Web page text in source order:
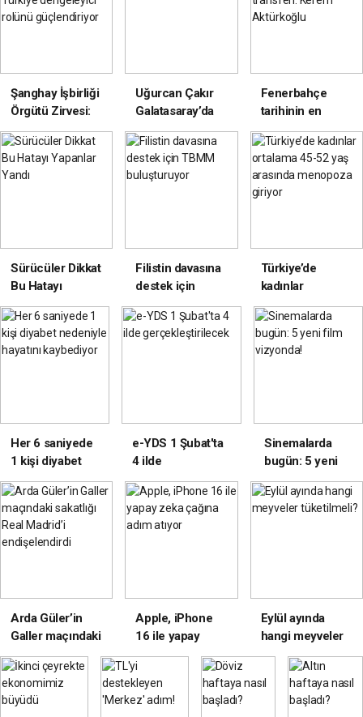
Şanghay İşbirliği
Örgütü Zirvesi:
Türkiye
dengeleyici
rolünü
güçlendiriyor
Uğurcan Çakır
Galatasaray’da
Fenerbahçe
tarihinin en
pahalı transferi:
Kerem
Aktürkoğlu
Sürücüler Dikkat
Bu Hatayı
Yapanlar Yandı
Filistin davasına
destek için
TBMM
buluşturuyor
Türkiye’de
kadınlar
ortalama 45-52
yaş arasında
menopoza
giriyor
Her 6 saniyede
1 kişi diyabet
nedeniyle
hayatını
kaybediyor
e-YDS 1 Şubat'ta
4 ilde
gerçekleştirilecek
Sinemalarda
bugün: 5 yeni
film vizyonda!
Arda Güler’in
Galler maçındaki
sakatlığı Real
Madrid’i
endişelendirdi
Apple, iPhone
16 ile yapay
zeka çağına
adım atıyor
Eylül ayında
hangi meyveler
tüketilmeli?